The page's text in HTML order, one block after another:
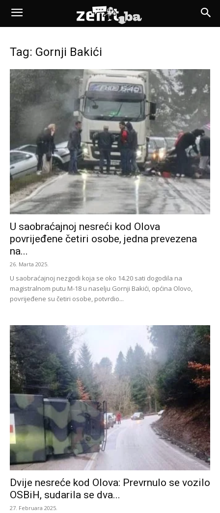
Tag: Gornji Bakići
U saobraćajnoj nesreći kod Olova
povrijeđene četiri osobe, jedna prevezena
na...
26. Marta 2025.
U saobraćajnoj nezgodi koja se oko 14.20 sati dogodila na
magistralnom putu M-18 u naselju Gornji Bakići, općina Olovo,
povrijeđene su četiri osobe, potvrdio...
Dvije nesreće kod Olova: Prevrnulo se vozilo
OSBiH, sudarila se dva...
27. Februara 2025.